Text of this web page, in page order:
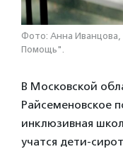
Фото: Анна
Помощь".
В Московской
Райсеменовское
инклюзивная
учатся дети-